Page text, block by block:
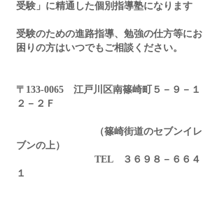
受験」に精通した個別指導塾になります
受験のための進路指導、勉強の仕方等にお
困りの方はいつでもご相談ください。
〒133-0065　江戸川区南篠崎町５－９－１
２－２Ｆ
（篠崎街道のセブンイレ
ブンの上）
TEL　３６９８－６６４
１